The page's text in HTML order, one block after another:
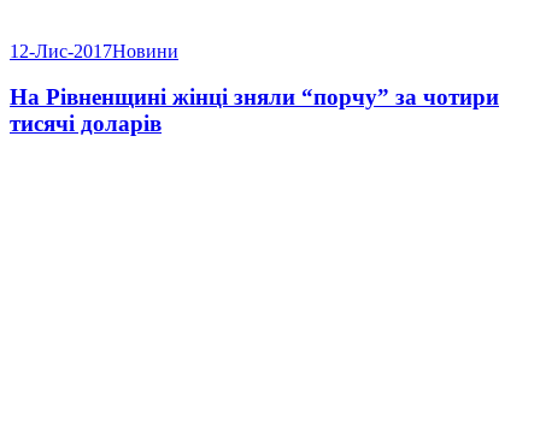
12-Лис-2017Новини
На Рівненщині жінці зняли “порчу” за чотири
тисячі доларів